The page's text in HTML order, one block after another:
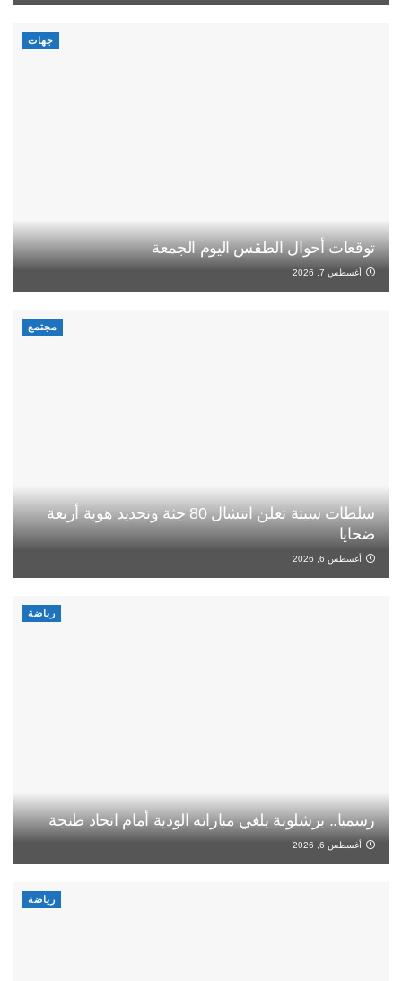
جهات
توقعات أحوال الطقس اليوم الجمعة
أغسطس 7, 2026
مجتمع
سلطات سبتة تعلن انتشال 80 جثة وتحديد هوية أربعة
ضحايا
أغسطس 6, 2026
رياضة
رسميا.. برشلونة يلغي مباراته الودية أمام اتحاد طنجة
أغسطس 6, 2026
رياضة